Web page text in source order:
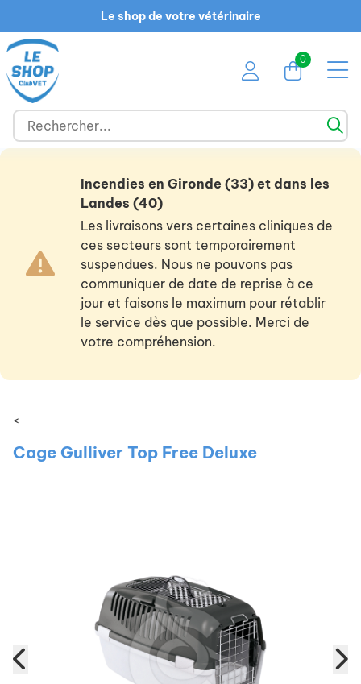
Le shop de votre vétérinaire
0
Incendies en Gironde (33) et dans les
Landes (40)
Les livraisons vers certaines cliniques de
ces secteurs sont temporairement
suspendues. Nous ne pouvons pas
communiquer de date de reprise à ce
jour et faisons le maximum pour rétablir
le service dès que possible. Merci de
votre compréhension.
<
Cage Gulliver Top Free Deluxe